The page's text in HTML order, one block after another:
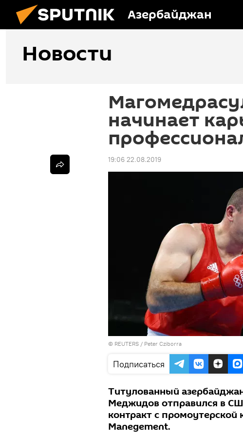
Азербайджан
Новости
начинает
19:06 22.08.2019
© REUTERS / Peter Cziborra
Подписаться
Титулованный
Меджидов отправился в
контракт с
Manegement.